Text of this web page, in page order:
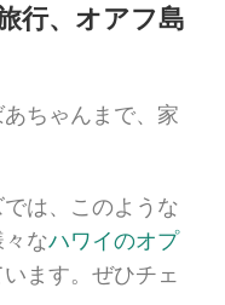
行、オアフ島
ちゃんまで、家
は、このような
々なハワイのオプ
ます。ぜひチェ